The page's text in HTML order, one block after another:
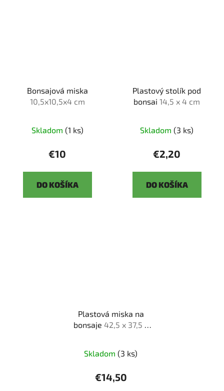
Bonsajová miska
10,5x10,5x4 cm
Skladom (1 ks)
€10
DO KOŠÍKA
Plastový stolík pod
bonsai 14,5 x 4 cm
Skladom (3 ks)
€2,20
DO KOŠÍKA
Plastová miska na
bonsaje 42,5 x 37,5 x
Skladom (3 ks)
€14,50